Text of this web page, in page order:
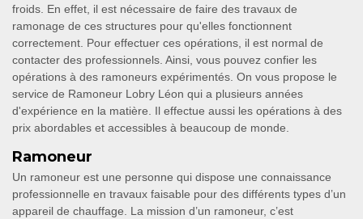
froids. En effet, il est nécessaire de faire des travaux de
ramonage de ces structures pour qu'elles fonctionnent
correctement. Pour effectuer ces opérations, il est normal de
contacter des professionnels. Ainsi, vous pouvez confier les
opérations à des ramoneurs expérimentés. On vous propose le
service de Ramoneur Lobry Léon qui a plusieurs années
d'expérience en la matière. Il effectue aussi les opérations à des
prix abordables et accessibles à beaucoup de monde.
Ramoneur
Un ramoneur est une personne qui dispose une connaissance
professionnelle en travaux faisable pour des différents types d’un
appareil de chauffage. La mission d’un ramoneur, c’est